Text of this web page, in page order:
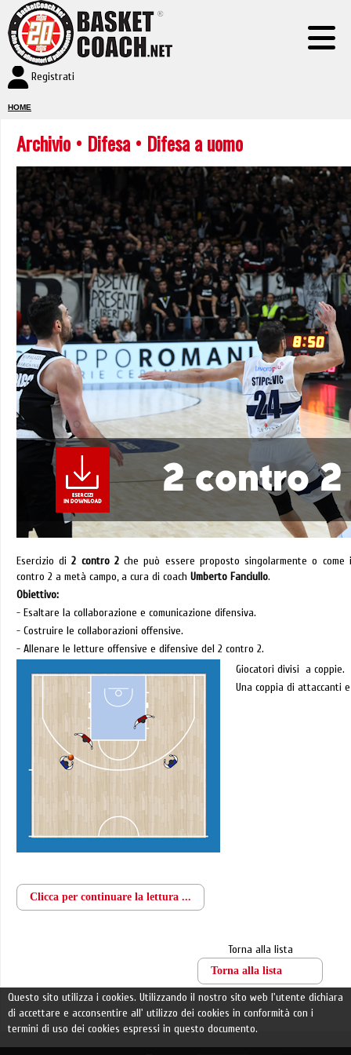
Registrati
HOME
Archivio • Difesa • Difesa a uomo
Esercizio di2 contro 2che può essere proposto singolarmente o
contro 2 a metà campo, a cura di coach Umberto Fanciullo.
Obiettivo:
- Esaltare la collaborazione e comunicazione difensiva.
- Costruire le collaborazioni offensive.
- Allenare le letture offensive e difensive del 2 contro 2.
Giocatori divisi a coppie.
Una coppia di attaccanti
Clicca per continuare la lettura ...
Torna alla lista
Torna alla lista
Questo sito utilizza i cookies. Utilizzando il nostro sito web l'utente dichiara
di accettare e acconsentire all' utilizzo dei cookies in conformità con i
termini di uso dei cookies espressi in questo documento.